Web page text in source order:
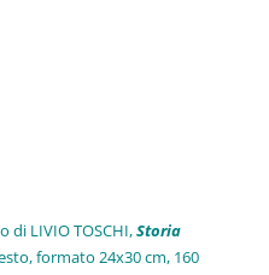
di LIVIO TOSCHI,Storia
formato 24x30 cm, 160